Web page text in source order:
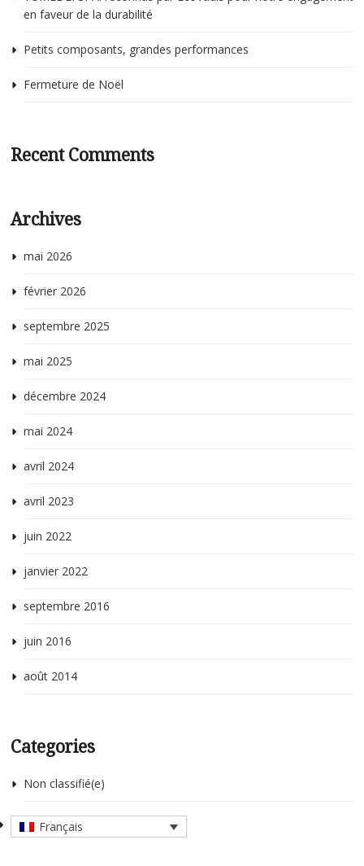
en faveur de la durabilité
Petits composants, grandes performances
Fermeture de Noël
Recent Comments
Archives
mai 2026
février 2026
septembre 2025
mai 2025
décembre 2024
mai 2024
avril 2024
avril 2023
juin 2022
janvier 2022
septembre 2016
juin 2016
août 2014
Categories
Non classifié(e)
Français